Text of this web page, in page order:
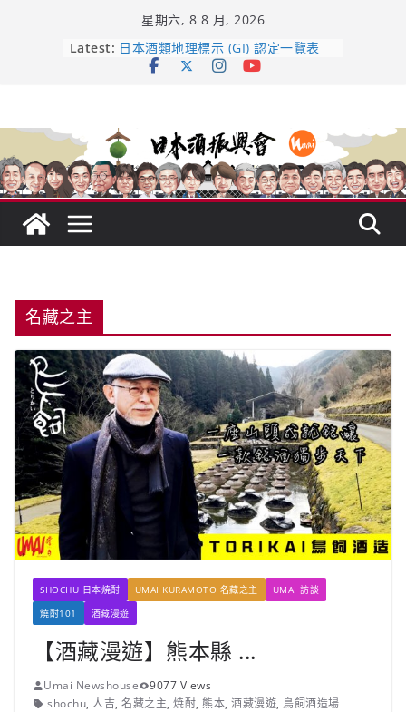
星期六, 8 8 月, 2026
Latest: 龜之井酒造：口說上手 – 山形純米大
吟釀的堅持與傳承 ～ くどき上手
響 𝟭𝟮 年 復活了!
【酒業商戰】130年老酒藏殺入股票
市場！梅乃宿上市背後的密碼
名藏之主
SHOCHU 日本焼酎 UMAI KURAMOTO 名藏之主
UMAI 訪談
燒酎101
酒藏漫遊
【酒藏漫遊】熊本縣 ...
Umai Newshouse
9077 Views
shochu, 人吉, 名藏之主, 焼酎, 熊本, 酒藏漫遊, 鳥飼酒造場